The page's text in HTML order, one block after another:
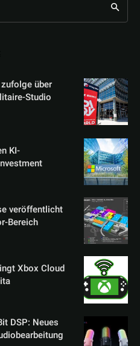
über
Studio
KI-
veröffentlicht
Bereich
Xbox Cloud
DSP: Neues